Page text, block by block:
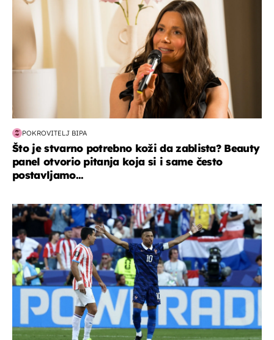
POKROVITELJ BIPA
Što je stvarno potrebno koži da zablista? Beauty
panel otvorio pitanja koja si i same često
postavljamo...
svjetsko prvenstvo 2026